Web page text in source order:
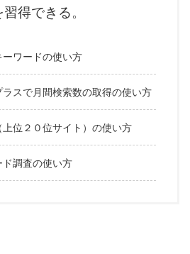
得できる。
ワードの使い方
スで月間検索数の取得の使い方
上位２０位サイト）の使い方
調査の使い方